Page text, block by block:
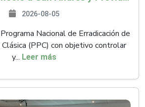
2026-08-05
Nacional de Erradicación de
(PPC) con objetivo controlar
y... Leer más